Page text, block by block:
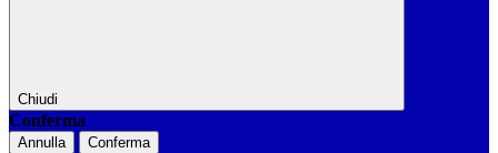
Chiudi
Conferma
Annulla Conferma